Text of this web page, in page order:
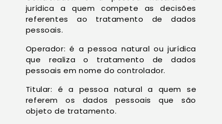
jurídica a quem compete as decisões
referentes ao tratamento de dados
pessoais.
Operador: é a pessoa natural ou jurídica
que realiza o tratamento de dados
pessoais em nome do controlador.
Titular: é a pessoa natural a quem se
referem os dados pessoais que são
objeto de tratamento.